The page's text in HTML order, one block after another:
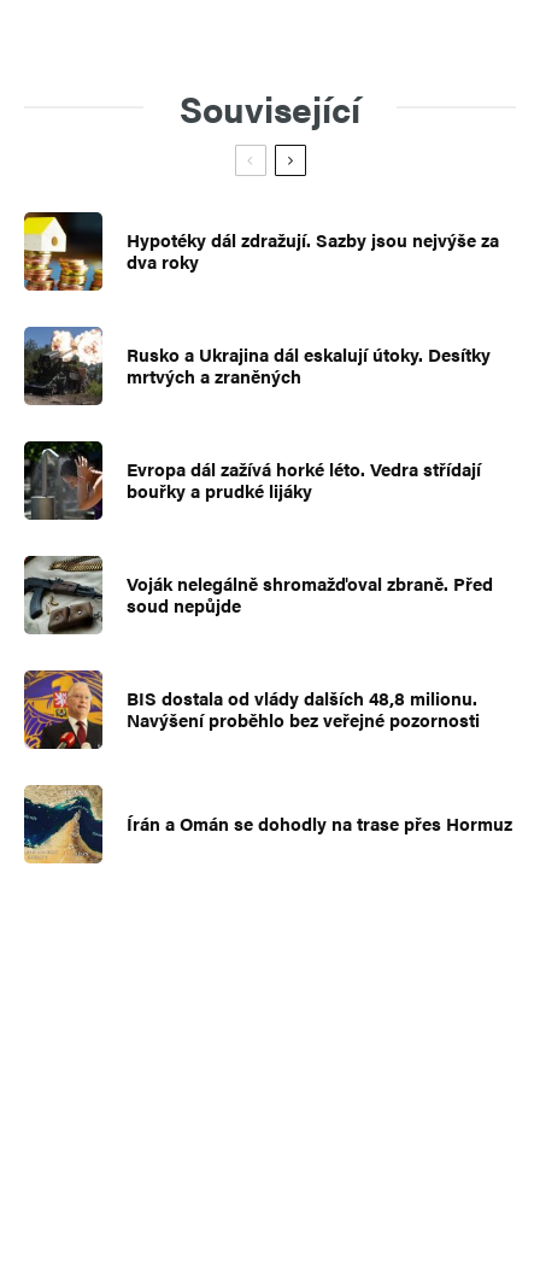
Související
Hypotéky dál zdražují. Sazby jsou nejvýše za
dva roky
Rusko a Ukrajina dál eskalují útoky. Desítky
mrtvých a zraněných
Evropa dál zažívá horké léto. Vedra střídají
bouřky a prudké lijáky
Voják nelegálně shromažďoval zbraně. Před
soud nepůjde
BIS dostala od vlády dalších 48,8 milionu.
Navýšení proběhlo bez veřejné pozornosti
Írán a Omán se dohodly na trase přes Hormuz